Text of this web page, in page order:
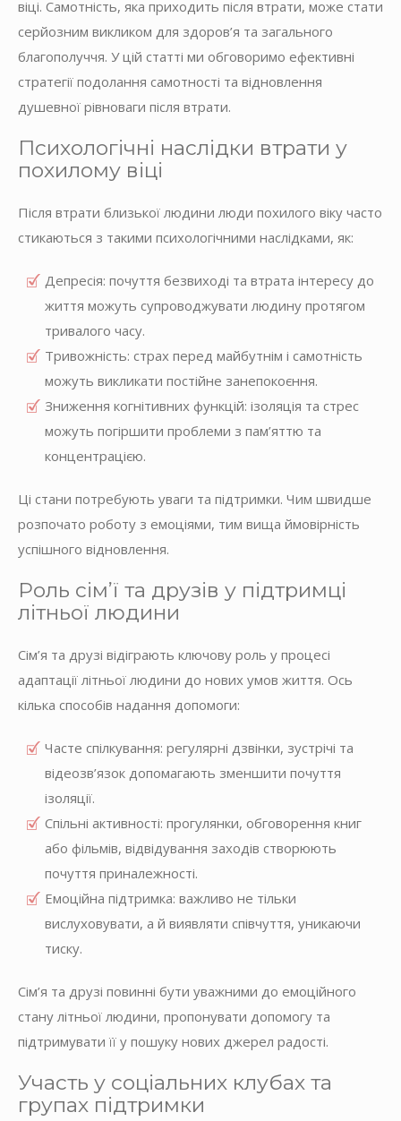
віці. Самотність, яка приходить після втрати, може стати
серйозним викликом для здоров’я та загального
благополуччя. У цій статті ми обговоримо ефективні
стратегії подолання самотності та відновлення
душевної рівноваги після втрати.
Психологічні наслідки втрати у
похилому віці
Після втрати близької людини люди похилого віку часто
стикаються з такими психологічними наслідками, як:
Депресія: почуття безвиході та втрата інтересу до
життя можуть супроводжувати людину протягом
тривалого часу.
Тривожність: страх перед майбутнім і самотність
можуть викликати постійне занепокоєння.
Зниження когнітивних функцій: ізоляція та стрес
можуть погіршити проблеми з пам’яттю та
концентрацією.
Ці стани потребують уваги та підтримки. Чим швидше
розпочато роботу з емоціями, тим вища ймовірність
успішного відновлення.
Роль сім’ї та друзів у підтримці
літньої людини
Сім’я та друзі відіграють ключову роль у процесі
адаптації літньої людини до нових умов життя. Ось
кілька способів надання допомоги:
Часте спілкування: регулярні дзвінки, зустрічі та
відеозв’язок допомагають зменшити почуття
ізоляції.
Спільні активності: прогулянки, обговорення книг
або фільмів, відвідування заходів створюють
почуття приналежності.
Емоційна підтримка: важливо не тільки
вислуховувати, а й виявляти співчуття, уникаючи
тиску.
Сім’я та друзі повинні бути уважними до емоційного
стану літньої людини, пропонувати допомогу та
підтримувати її у пошуку нових джерел радості.
Участь у соціальних клубах та
групах підтримки